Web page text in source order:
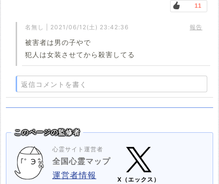
11
名無し | 2021/06/12(土) 23:42:36 報告
被害者は男の子やで
犯人は女装させてから殺害してる
返信コメントを書く
このページの監修者
心霊サイト運営者
全国心霊マップ
運営者情報
X（エックス）